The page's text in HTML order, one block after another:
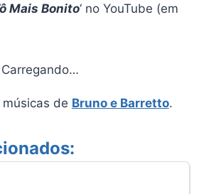
Mais Bonito‘ no YouTube (em
Carregando…
de Bruno e Barretto.